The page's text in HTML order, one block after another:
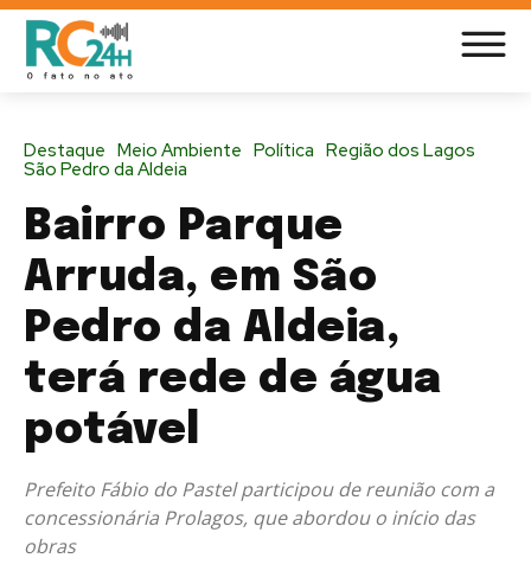
Destaque Meio Ambiente Política Região dos Lagos
São Pedro da Aldeia
Bairro Parque
Arruda, em São
Pedro da Aldeia,
terá rede de água
potável
Prefeito Fábio do Pastel participou de reunião com a
concessionária Prolagos, que abordou o início das
obras